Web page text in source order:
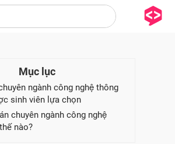
Mục lục
ngành công nghệ thông
sinh viên lựa chọn
chuyên ngành công nghệ
nào?